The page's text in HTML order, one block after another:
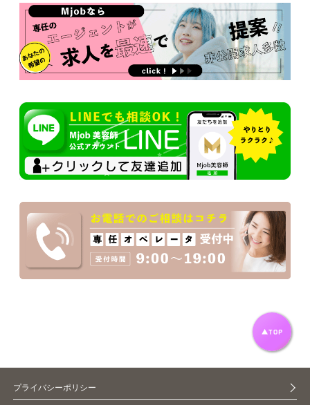
プライバシーポリシー